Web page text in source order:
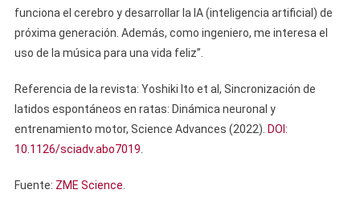
funciona el cerebro y desarrollar la IA (inteligencia artificial) de
próxima generación. Además, como ingeniero, me interesa el
uso de la música para una vida feliz”.
Referencia de la revista: Yoshiki Ito et al, Sincronización de
latidos espontáneos en ratas: Dinámica neuronal y
entrenamiento motor, Science Advances (2022). DOI:
10.1126/sciadv.abo7019
Fuente: ZME Science